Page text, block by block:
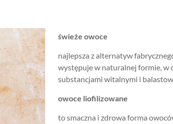
świeże owoce
najlepsza z alternatyw
występuje w naturalnej formie, w
substancjami witalnymi i
owoce liofilizowane
to smaczna i zdrowa forma